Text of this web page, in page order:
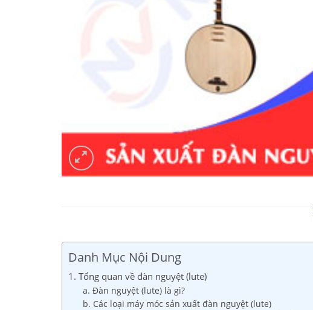
Danh Mục Nội Dung
1. Tổng quan về đàn nguyệt (lute)
a. Đàn nguyệt (lute) là gì?
b. Các loại máy móc sản xuất đàn nguyệt (lute)